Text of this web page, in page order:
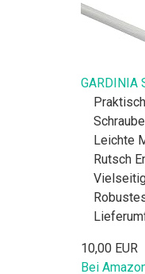
GARDINIA
Leichte
Rutsch
10,00 EUR
Bei